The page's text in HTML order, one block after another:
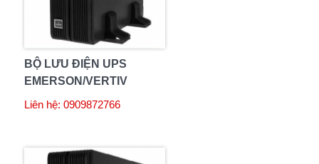
BỘ LƯU ĐIỆN UPS
EMERSON/VERTIV
LIEBERT GXT3-
Liên hệ: 0909872766